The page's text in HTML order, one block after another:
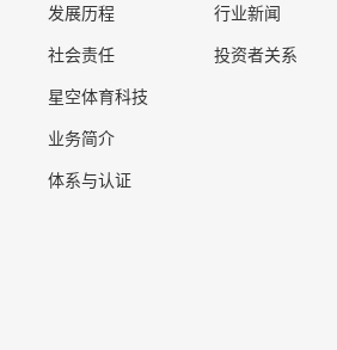
发展历程
社会责任
星空体育科技
业务简介
体系与认证
行业新闻
投资者关系